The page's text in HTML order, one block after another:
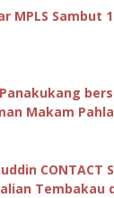
MPLS Sambut
Makam
CONTACT
Tembakau